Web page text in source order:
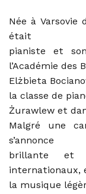
Née à Varsovie
était
pianiste et
l’Académie des
Elżbieta
la classe de
Żurawlew et
Malgré une
s’annonce
brillante et
internationaux,
la musique